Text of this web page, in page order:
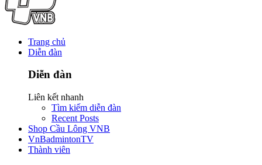
Trang chủ
Diễn đàn
Diễn đàn
Liên kết nhanh
Tìm kiếm diễn đàn
Recent Posts
Shop Cầu Lông VNB
VnBadmintonTV
Thành viên